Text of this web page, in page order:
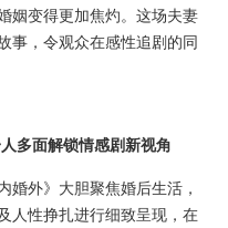
姻变得更加焦灼。这场夫妻
事，令观众在感性追剧的同
多面解锁情感剧新视角
外》大胆聚焦婚后生活，
人性挣扎进行细致呈现，在